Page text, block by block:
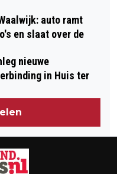
auto ramt
en slaat over de
nieuwe
in Huis ter